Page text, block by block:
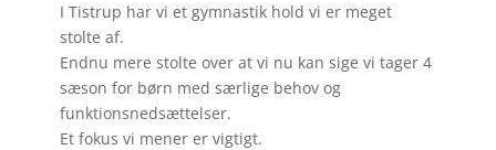
I Tistrup har vi et gymnastik hold vi er meget
stolte af.
Endnu mere stolte over at vi nu kan sige vi tager 4
sæson for børn med særlige behov og
funktionsnedsættelser.
Et fokus vi mener er vigtigt.